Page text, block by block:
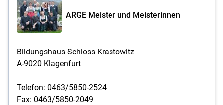
ARGE Meister und Meisterinnen
Bildungshaus Schloss Krastowitz
A-9020 Klagenfurt
Telefon: 0463/5850-2524
Fax: 0463/5850-2049